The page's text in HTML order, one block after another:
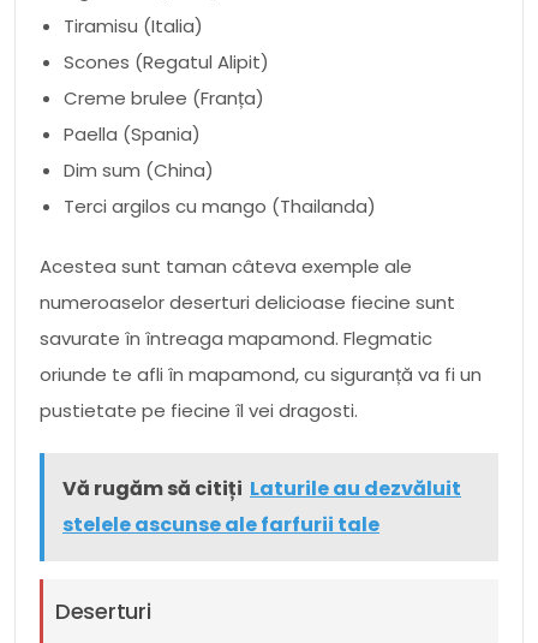
Tiramisu (Italia)
Scones (Regatul Alipit)
Creme brulee (Franța)
Paella (Spania)
Dim sum (China)
Terci argilos cu mango (Thailanda)
Acestea sunt taman câteva exemple ale
numeroaselor deserturi delicioase fiecine sunt
savurate în întreaga mapamond. Flegmatic
oriunde te afli în mapamond, cu siguranță va fi un
pustietate pe fiecine îl vei dragosti.
Vă rugăm să citiți Laturile au dezvăluit
stelele ascunse ale farfurii tale
Deserturi